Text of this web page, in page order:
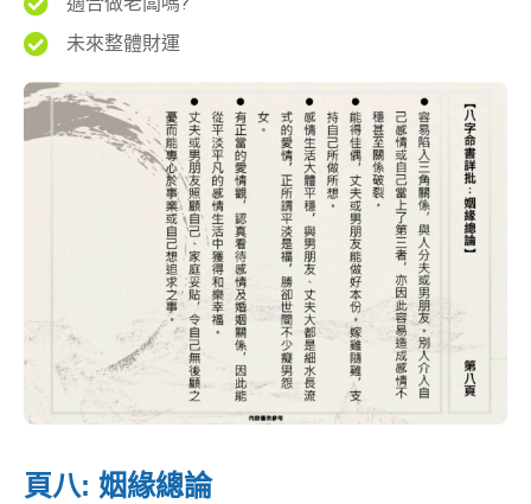
未來整體財運
頁八: 姻緣總論